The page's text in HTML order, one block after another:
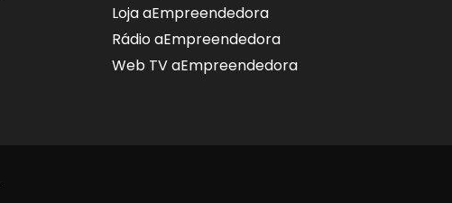
Loja aEmpreendedora
Rádio aEmpreendedora
Web TV aEmpreendedora